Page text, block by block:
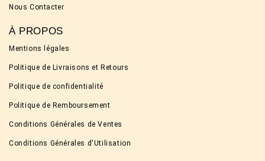
Nous Contacter
À PROPOS
Mentions légales
Politique de Livraisons et Retours
Politique de confidentialité
Politique de Remboursement
Conditions Générales de Ventes
Conditions Générales d'Utilisation